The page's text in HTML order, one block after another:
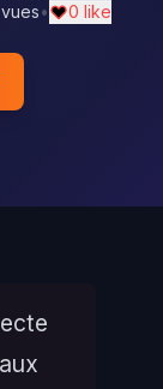
• 0 like